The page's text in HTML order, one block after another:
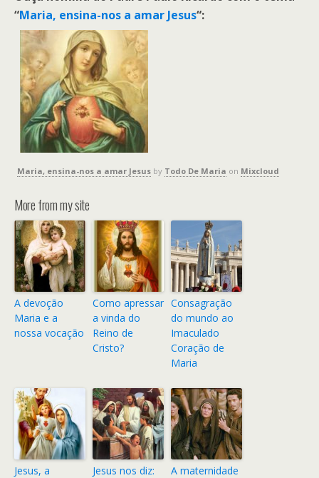
“Maria, ensina-nos a amar Jesus“:
Maria, ensina-nos a amar Jesus by Todo De Maria on Mixcloud
More from my site
A devoção
Maria e a
nossa vocação
Como apressar
a vinda do
Reino de
Cristo?
Consagração
do mundo ao
Imaculado
Coração de
Maria
Jesus, a
Jesus nos diz:
A maternidade